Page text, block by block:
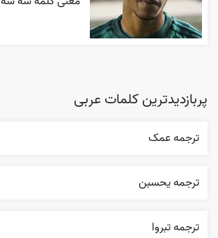
پربازدیدترین کلمات عربی
ترجمه عمک
ترجمه يحسبن
ترجمه تبروا